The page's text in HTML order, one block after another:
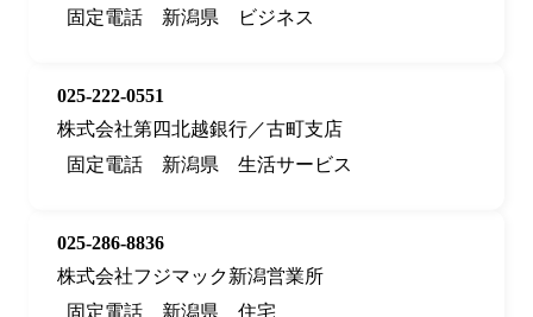
固定電話
新潟県 ビジネス
025-222-0551
株式会社第四北越銀行／古町支店
固定電話
新潟県 生活サービス
025-286-8836
株式会社フジマック新潟営業所
固定電話
新潟県 住宅